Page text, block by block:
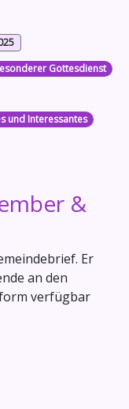
Gottesdienst
und Interessantes
&
Er
an den
verfügbar